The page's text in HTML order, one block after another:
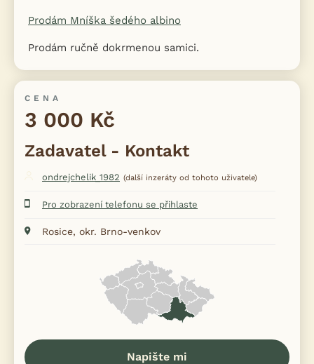
Prodám Mníška šedého albino
Prodám ručně dokrmenou samici.
CENA
3 000 Kč
Zadavatel - Kontakt
ondrejchelik_1982 (další inzeráty od tohoto uživatele)
Pro zobrazení telefonu se přihlaste
Rosice, okr. Brno-venkov
Napište mi